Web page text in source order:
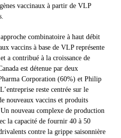
vaccinaux à partir de VLP
combinatoire à haut débit
vaccins à base de VLP représente
a contribué à la croissance de
est détenue par deux
Corporation (60%) et Philip
reste centrée sur le
nouveaux vaccins et produits
nouveau complexe de production
la capacité de fournir 40 à 50
contre la grippe saisonnière